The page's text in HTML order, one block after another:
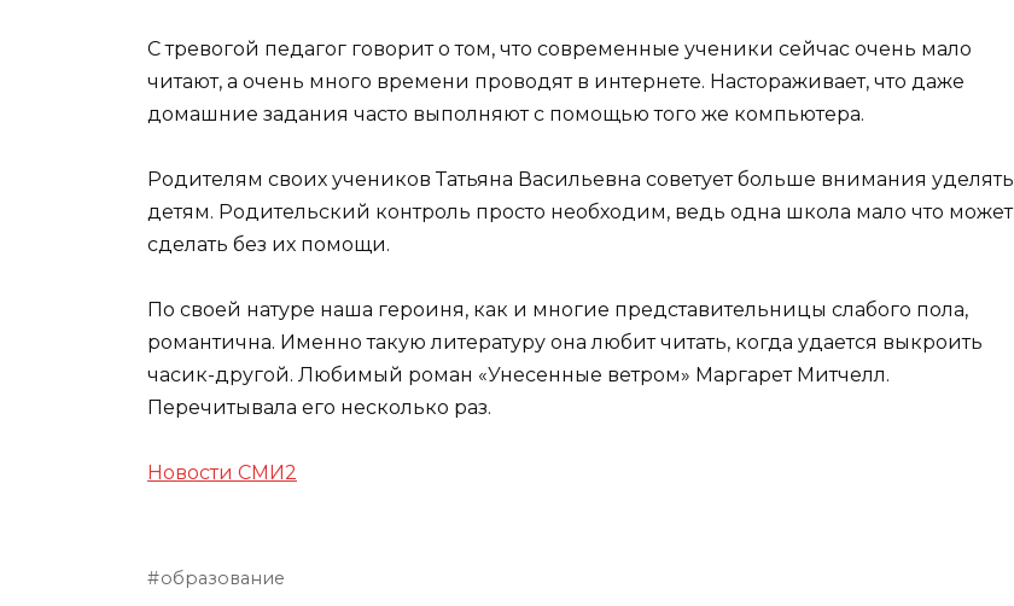
С тревогой педагог говорит о том, что современные ученики сейчас очень мало
читают, а очень много времени проводят в интернете. Настораживает, что даже
домашние задания часто выполняют с помощью того же компьютера.
Родителям своих учеников Татьяна Васильевна советует больше внимания уделять
детям. Родительский контроль просто необходим, ведь одна школа мало что может
сделать без их помощи.
По своей натуре наша героиня, как и многие представительницы слабого пола,
романтична. Именно такую литературу она любит читать, когда удается выкроить
часик-другой. Любимый роман «Унесенные ветром» Маргарет Митчелл.
Перечитывала его несколько раз.
Новости СМИ2
образование